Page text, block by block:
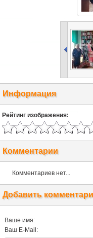
Информация
Рейтинг изображения:
Комментарии
Комментариев нет...
Добавить
Ваше имя:
Ваш E-Mail: